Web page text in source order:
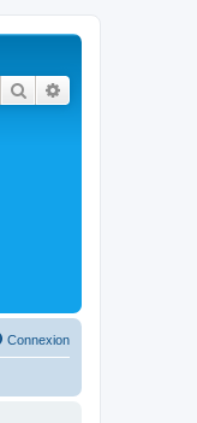
Rechercher
Connexion